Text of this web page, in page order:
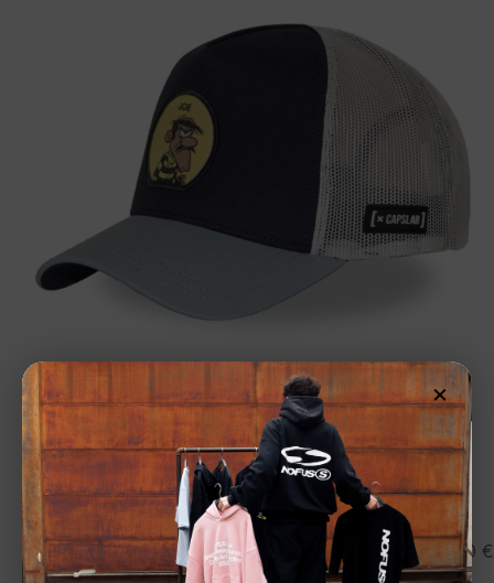
CAPSLAB
Gorra»LCK3 JOE»
35,00 €
×